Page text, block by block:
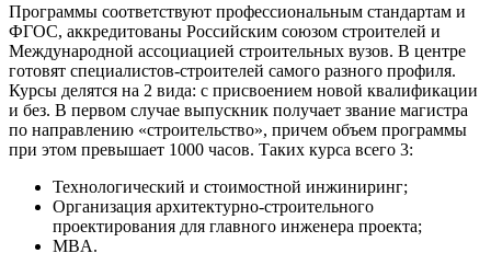
Программы соответствуют профессиональным стандартам и
ФГОС, аккредитованы Российским союзом строителей и
Международной ассоциацией строительных вузов. В центре
готовят специалистов-строителей самого разного профиля.
Курсы делятся на 2 вида: с присвоением новой квалификации
и без. В первом случае выпускник получает звание магистра
по направлению «строительство», причем объем программы
при этом превышает 1000 часов. Таких курса всего 3:
Технологический и стоимостной инжиниринг;
Организация архитектурно-строительного
проектирования для главного инженера проекта;
MBA.